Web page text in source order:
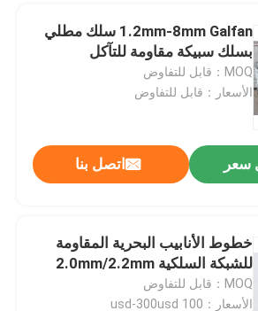
المعدنية
مثقبة
1.2mm-8mm Galfan سلك مطلي
بسلك سبيكة مقاومة للتآكل
MOQ：قابل للتفاوض
الأسعار：قابل للتفاوض
سعر اتصل بنا
خطوط الأنابيب البحرية المقاومة
للشبكة السلكية 2.0mm/2.2mm
MOQ：قابل للتفاوض
الأسعار：100 usd-300usd